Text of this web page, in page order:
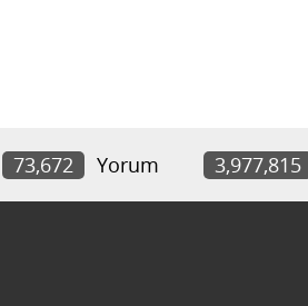
73,672 Yorum 3,977,815